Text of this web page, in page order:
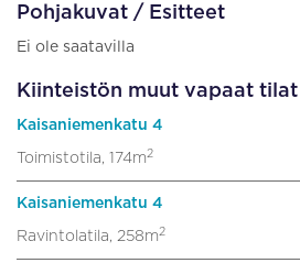
Pohjakuvat / Esitteet
Ei ole saatavilla
Kiinteistön muut vapaat tilat
Kaisaniemenkatu 4
Toimistotila, 174m 2
Kaisaniemenkatu 4
Ravintolatila, 258m 2